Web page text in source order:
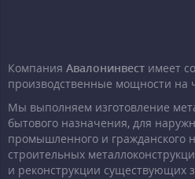
Компания Авалонинвест имеет
производственные мощности на
Мы выполняем изготовление
бытового назначения, для
промышленного и гражданского
строительных
и реконструкции существующих